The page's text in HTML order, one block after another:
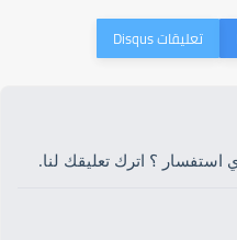
؟ اترك تعليقك لنا.